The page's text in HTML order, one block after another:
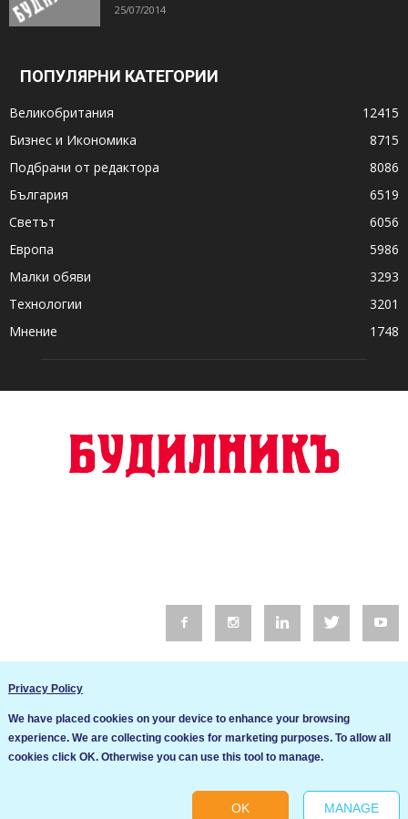
25/07/2014
ПОПУЛЯРНИ КАТЕГОРИИ
Великобритания
12415
Бизнес и Икономика
8715
Подбрани от редактора
8086
България
6519
Светът
6056
Европа
5986
Малки обяви
3293
Технологии
3201
Мнение
1748
Общи условия
Cookie settings
Privacy Policy
We have placed cookies on your device to enhance your browsing
experience. We are collecting cookies for marketing purposes. To allow all
cookies click OK. Otherwise you can use this tool to manage.
OK MANAGE
Ние използваме бисквитки за да подобрим услугите си. Ако
продължите да посещавате този сайт, ние приемаме, че се